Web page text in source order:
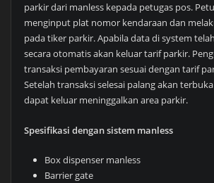
parkir dari manless kepada petugas pos.
menginput plat nomor kendaraan dan
pada tiker parkir. Apabila data di system
secara otomatis akan keluar tarif parkir.
transaksi pembayaran sesuai dengan tarif
Setelah transaksi selesai palang akan
dapat keluar meninggalkan area parkir.
Spesifikasi dengan sistem manless
Box dispenser manless
Barrier gate